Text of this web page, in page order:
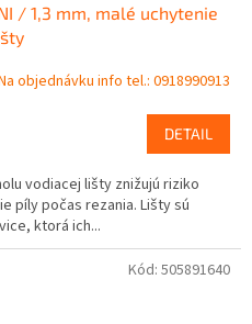
/ 1,3 mm, malé uchytenie
objednávku info tel.: 0918990913
DETAIL
vodiacej lišty znižujú riziko
píly počas rezania. Lišty sú
ktorá ich...
Kód: 505891640